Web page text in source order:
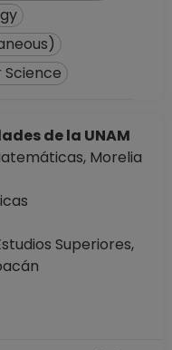
de
01-01-2008
inicial de
de la UNAM
Morelia
Superiores,